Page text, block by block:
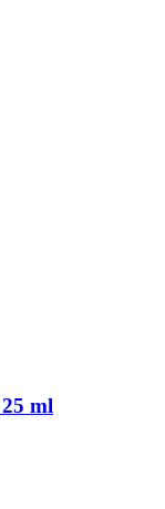
ml